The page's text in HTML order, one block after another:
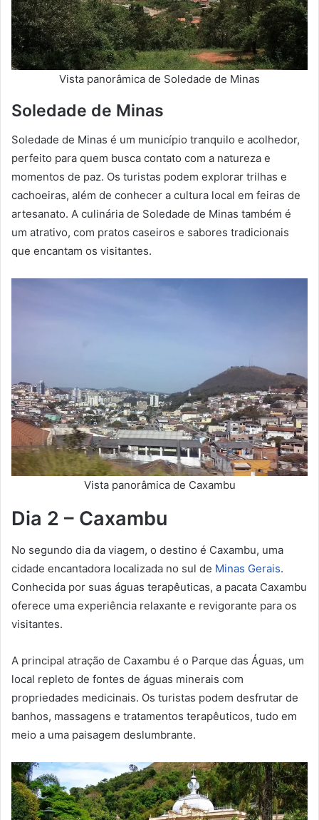
Vista panorâmica de Soledade de Minas
Soledade de Minas
Soledade de Minas é um município tranquilo e acolhedor,
perfeito para quem busca contato com a natureza e
momentos de paz. Os turistas podem explorar trilhas e
cachoeiras, além de conhecer a cultura local em feiras de
artesanato. A culinária de Soledade de Minas também é
um atrativo, com pratos caseiros e sabores tradicionais
que encantam os visitantes.
Vista panorâmica de Caxambu
Dia 2 – Caxambu
No segundo dia da viagem, o destino é Caxambu, uma
cidade encantadora localizada no sul de Minas Gerais.
Conhecida por suas águas terapêuticas, a pacata Caxambu
oferece uma experiência relaxante e revigorante para os
visitantes.
A principal atração de Caxambu é o Parque das Águas, um
local repleto de fontes de águas minerais com
propriedades medicinais. Os turistas podem desfrutar de
banhos, massagens e tratamentos terapêuticos, tudo em
meio a uma paisagem deslumbrante.